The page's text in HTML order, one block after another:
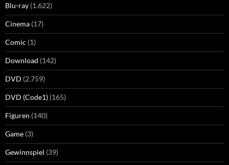
Blu-ray (1.622)
Cinema (17)
Comic (1)
Download (142)
DVD (2.759)
DVD (Code1) (165)
Figuren (140)
Game (3)
Gewinnspiel (39)